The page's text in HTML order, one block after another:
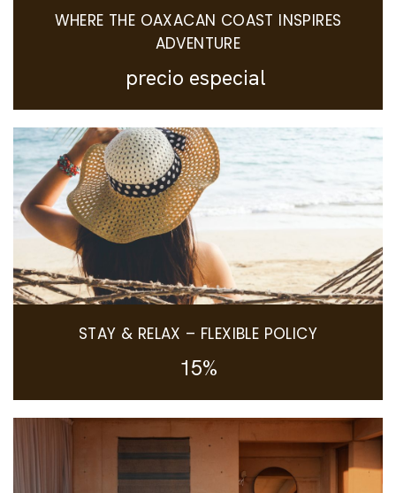
WHERE THE OAXACAN COAST INSPIRES
ADVENTURE
precio especial
STAY & RELAX – FLEXIBLE POLICY
15%